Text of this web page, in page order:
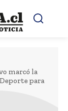
marcó la
para